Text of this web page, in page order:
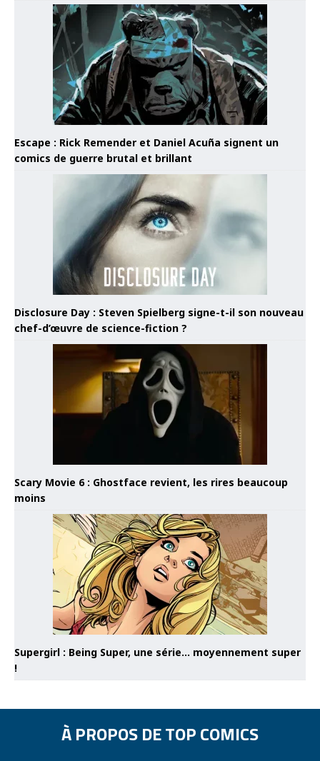
Escape : Rick Remender et Daniel Acuña signent un
comics de guerre brutal et brillant
Disclosure Day : Steven Spielberg signe-t-il son nouveau
chef-d’œuvre de science-fiction ?
Scary Movie 6 : Ghostface revient, les rires beaucoup
moins
Supergirl : Being Super, une série… moyennement super
!
À PROPOS DE TOP COMICS